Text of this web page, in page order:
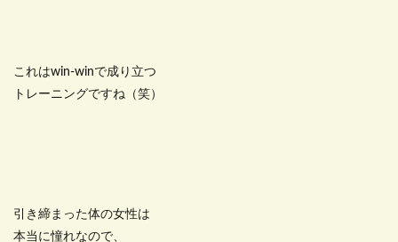
これはwin-winで成り立つ
トレーニングですね（笑）
引き締まった体の女性は
本当に憧れなので、